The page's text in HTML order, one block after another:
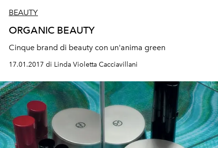
BEAUTY
ORGANIC BEAUTY
Cinque brand di beauty con un'anima green
17.01.2017 di Linda Violetta Cacciavillani